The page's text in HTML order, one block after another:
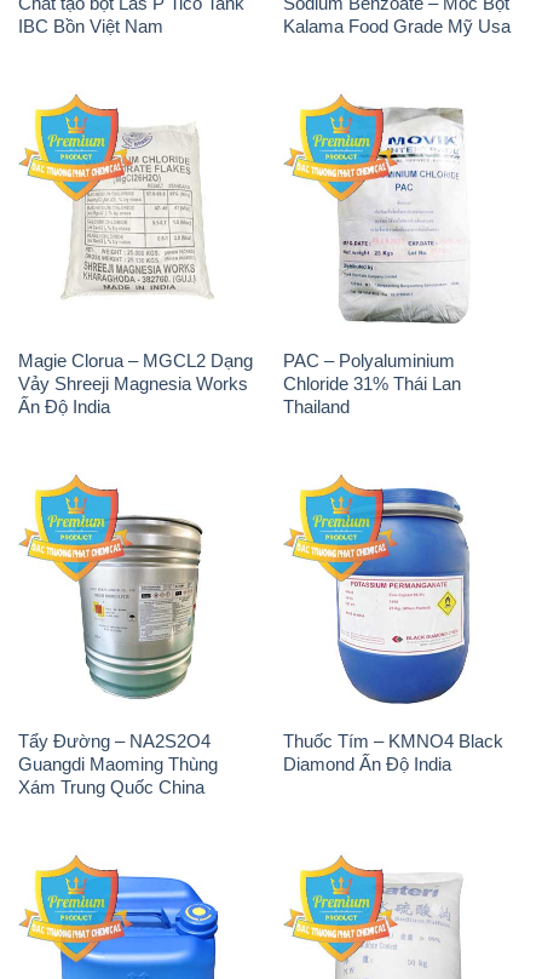
IBC Bồn Việt Nam
Kalama Food Grade Mỹ Usa
Magie Clorua – MGCL2 Dạng
Vảy Shreeji Magnesia Works
Ấn Độ India
PAC – Polyaluminium
Chloride 31% Thái Lan
Thailand
Tẩy Đường – NA2S2O4
Guangdi Maoming Thùng
Xám Trung Quốc China
Thuốc Tím – KMNO4 Black
Diamond Ấn Độ India